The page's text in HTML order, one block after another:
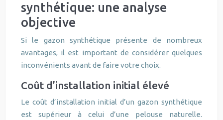
synthétique: une analyse
objective
Si le gazon synthétique présente de nombreux
avantages, il est important de considérer quelques
inconvénients avant de faire votre choix.
Coût d’installation initial élevé
Le coût d’installation initial d’un gazon synthétique
est supérieur à celui d’une pelouse naturelle.